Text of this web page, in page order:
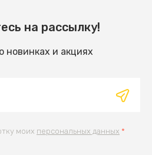
на рассылку!
новинках и акциях
моих персональных данных *